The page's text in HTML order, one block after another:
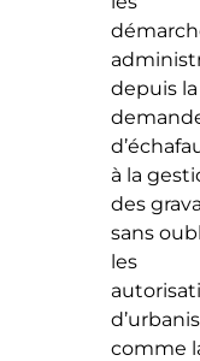
depuis la
à la
des
sans
les
comme